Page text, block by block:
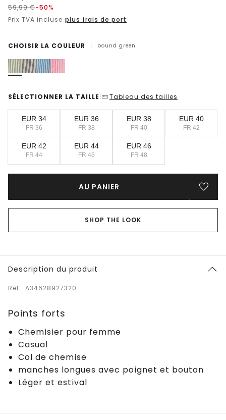
59,99€-50%
Prix TVA incluse plus frais de port
CHOISIR LA COULEUR | bound green
SÉLECTIONNER LA TAILLE | Tableau des tailles
EUR 34
FR 36
EUR 36
FR 38
EUR 38
FR 40
EUR 40
FR 42
EUR 42
FR 44
EUR 44
FR 46
EUR 46
FR 48
AU PANIER
SHOP THE LOOK
Description du produit
Réf.: A34628927320
Points forts
Chemisier pour femme
Casual
Col de chemise
manches longues avec poignet et bouton
Léger et estival